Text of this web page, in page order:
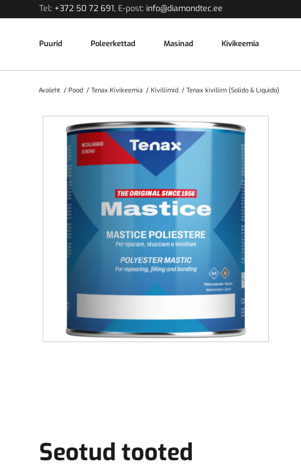
Tel: +372 50 72 691, E-post: info@diamondtec.ee
Puurid Poleerkettad Masinad Kivikeemia
Avaleht / Pood / Tenax Kivikeemia / Kiviliimid / Tenax kiviliim (Solido & Liquido)
Seotud tooted